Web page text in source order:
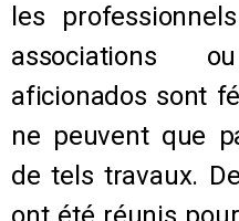
les
associations
aficionados sont
ne peuvent que
de tels travaux.